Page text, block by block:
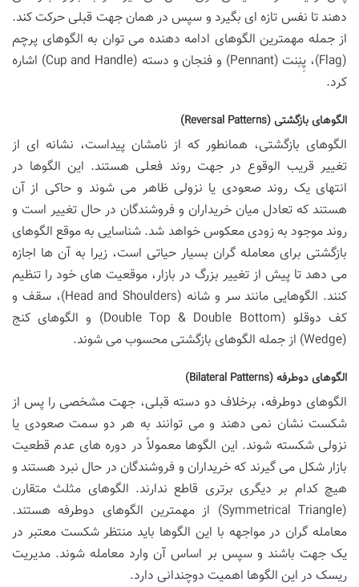
دهند تا نفس تازه ای بگیرد و سپس در همان جهت قبلی حرکت کند.
از جمله مهمترین الگوهای ادامه دهنده می توان به الگوهای پرچم
(Flag)، پِنِنت (Pennant) و فنجان و دسته (Cup and Handle) اشاره
کرد.
الگوهای بازگشتی (Reversal Patterns)
الگوهای بازگشتی، همانطور که از نامشان پیداست، نشانه ای از
تغییر قریب الوقوع در جهت روند فعلی هستند. این الگوها در
انتهای یک روند صعودی یا نزولی ظاهر می شوند و حاکی از آن
هستند که تعادل میان خریداران و فروشندگان در حال تغییر است و
روند موجود به زودی معکوس خواهد شد. شناسایی به موقع الگوهای
بازگشتی برای معامله گران بسیار حیاتی است، زیرا به آن ها اجازه
می دهد تا پیش از تغییر بزرگ در بازار، موقعیت های خود را تنظیم
کنند. الگوهایی مانند سر و شانه (Head and Shoulders)، سقف و
کف دوقلو (Double Top & Double Bottom) و الگوهای کنج
(Wedge) از جمله الگوهای بازگشتی محسوب می شوند.
الگوهای دوطرفه (Bilateral Patterns)
الگوهای دوطرفه، برخلاف دو دسته قبلی، جهت مشخصی را پس از
شکست نشان نمی دهند و می توانند به هر دو سمت صعودی یا
نزولی شکسته شوند. این الگوها معمولاً در دوره های عدم قطعیت
بازار شکل می گیرند که خریداران و فروشندگان در حال نبرد هستند و
هیچ کدام بر دیگری برتری قاطع ندارند. الگوهای مثلث متقارن
(Symmetrical Triangle) از مهمترین الگوهای دوطرفه هستند.
معامله گران در مواجهه با این الگوها باید منتظر شکست معتبر در
یک جهت باشند و سپس بر اساس آن وارد معامله شوند. مدیریت
ریسک در این الگوها اهمیت دوچندانی دارد.